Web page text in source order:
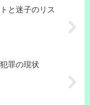
と迷子のリス
罪の現状